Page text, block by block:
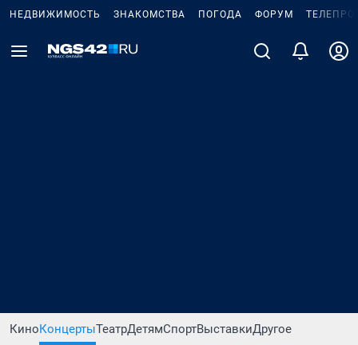
НЕДВИЖИМОСТЬ ЗНАКОМСТВА ПОГОДА ФОРУМ
КиноКонцертыТеатрДетямСпортВыставкиДругое